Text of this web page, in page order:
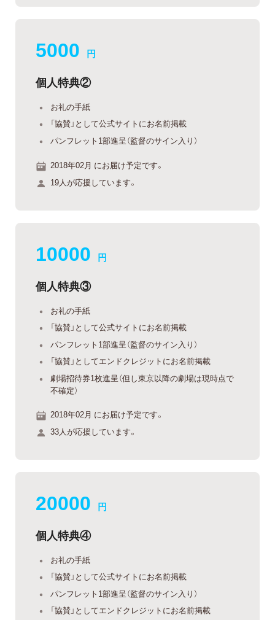
5000 円
個人特典②
お礼の手紙
「協賛」として公式サイトにお名前掲載
パンフレット1部進呈（監督のサイン入り）
2018年02月 にお届け予定です。
19人が応援しています。
10000 円
個人特典③
お礼の手紙
「協賛」として公式サイトにお名前掲載
パンフレット1部進呈（監督のサイン入り）
「協賛」としてエンドクレジットにお名前掲載
劇場招待券1枚進呈（但し東京以降の劇場は現時点で
不確定）
2018年02月 にお届け予定です。
33人が応援しています。
20000 円
個人特典④
お礼の手紙
「協賛」として公式サイトにお名前掲載
パンフレット1部進呈（監督のサイン入り）
「協賛」としてエンドクレジットにお名前掲載